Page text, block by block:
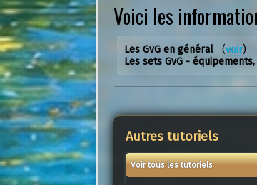
Voici les
Les GvG en général (voir)
Les sets GvG -
Autres tutoriels
Voir tous les tutoriels